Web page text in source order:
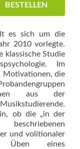
BESTELLEN
es sich um die
2010 vorlegte.
klassische Studie
Im
Motivationen, die
aus der
ob die „in der
und volitionaler
Üben eines